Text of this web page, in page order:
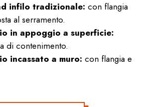
infilo tradizionale: con flangia
al serramento.
in appoggio a superficie:
di contenimento.
incassato a muro: con flangia e